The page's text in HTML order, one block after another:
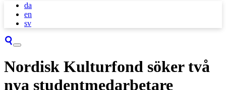
da
en
sv
Nordisk Kulturfond söker två
nya studentmedarbetare